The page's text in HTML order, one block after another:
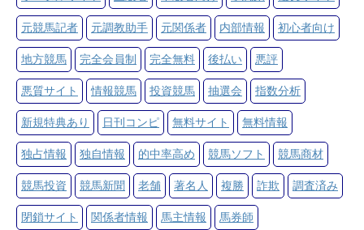
元競馬記者 元調教助手 元関係者 内部情報 初心者向け
地方競馬 完全会員制 完全無料 後払い 悪評
悪質サイト 情報競馬 投資競馬 抽選会 指数分析
新規特典あり 日刊コンピ 無料サイト 無料情報
独占情報 独自情報 的中率高め 競馬ソフト 競馬商材
競馬投資 競馬新聞 老舗 著名人 複勝 詐欺 調査済み
閉鎖サイト 関係者情報 馬主情報 馬券師